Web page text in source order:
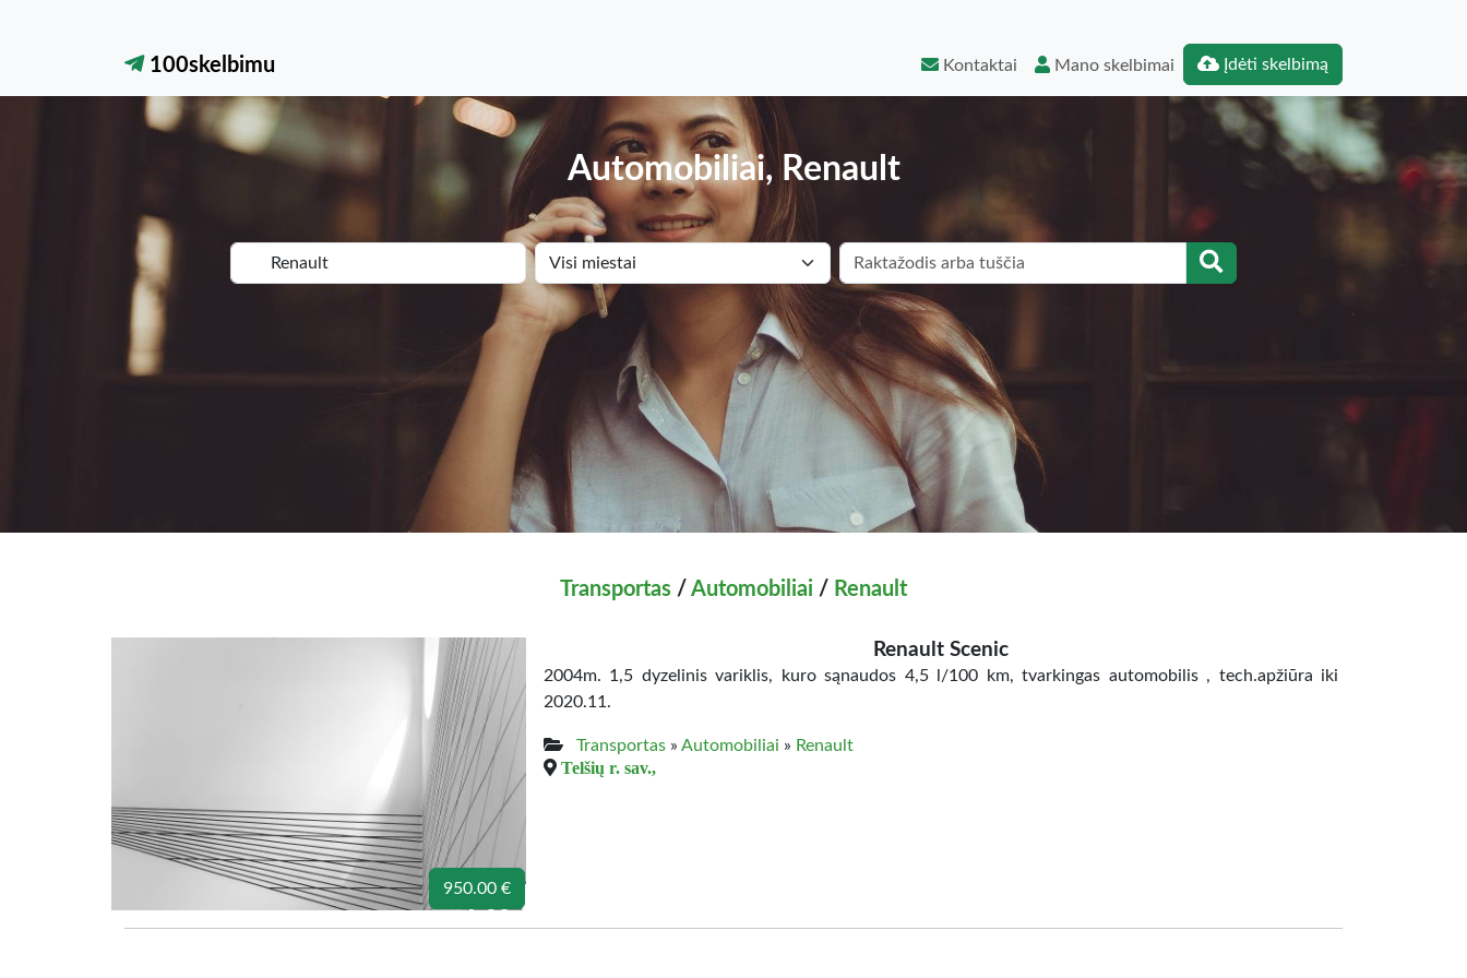
100skelbimu Kontaktai Mano skelbimai Įdėti skelbimą
Automobiliai, Renault
Transportas / Automobiliai / Renault
950.00 €
Renault Scenic
2004m. 1,5 dyzelinis variklis, kuro sąnaudos 4,5 l/100 km, tvarkingas automobilis , tech.apžiūra iki
2020.11.
Transportas » Automobiliai » Renault
Telšių r. sav.,